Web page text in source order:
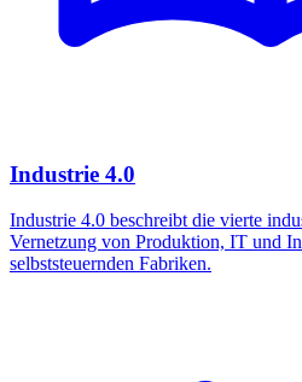
Industrie 4.0
Industrie 4.0 beschreibt die vierte
Vernetzung von Produktion, IT und
selbststeuernden Fabriken.